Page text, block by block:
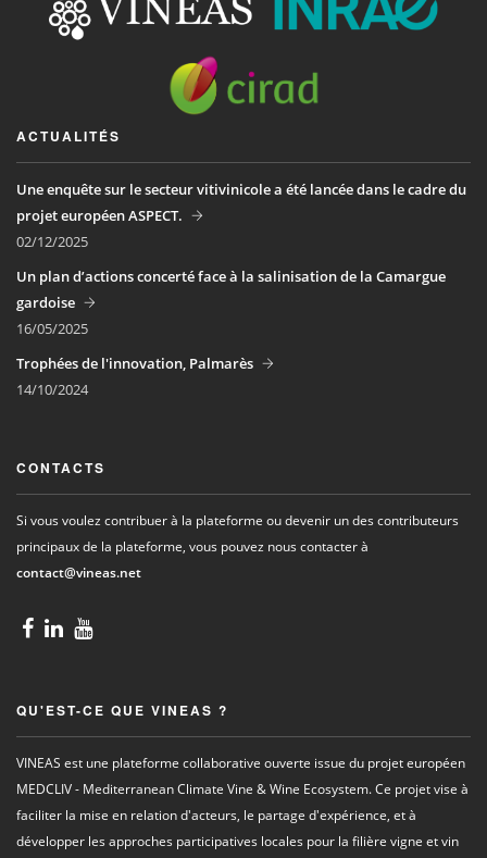
ACTUALITÉS
Une enquête sur le secteur vitivinicole a été lancée dans le cadre du
projet européen ASPECT.
02/12/2025
Un plan d’actions concerté face à la salinisation de la Camargue
gardoise
16/05/2025
Trophées de l'innovation, Palmarès
14/10/2024
CONTACTS
Si vous voulez contribuer à la plateforme ou devenir un des contributeurs
principaux de la plateforme, vous pouvez nous contacter à
contact@vineas.net
QU'EST-CE QUE VINEAS ?
VINEAS est une plateforme collaborative ouverte issue du projet européen
MEDCLIV - Mediterranean Climate Vine & Wine Ecosystem. Ce projet vise à
faciliter la mise en relation d'acteurs, le partage d'expérience, et à
développer les approches participatives locales pour la filière vigne et vin